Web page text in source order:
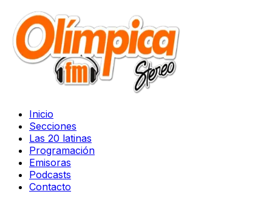
Inicio
Secciones
Las 20 latinas
Programación
Emisoras
Podcasts
Contacto